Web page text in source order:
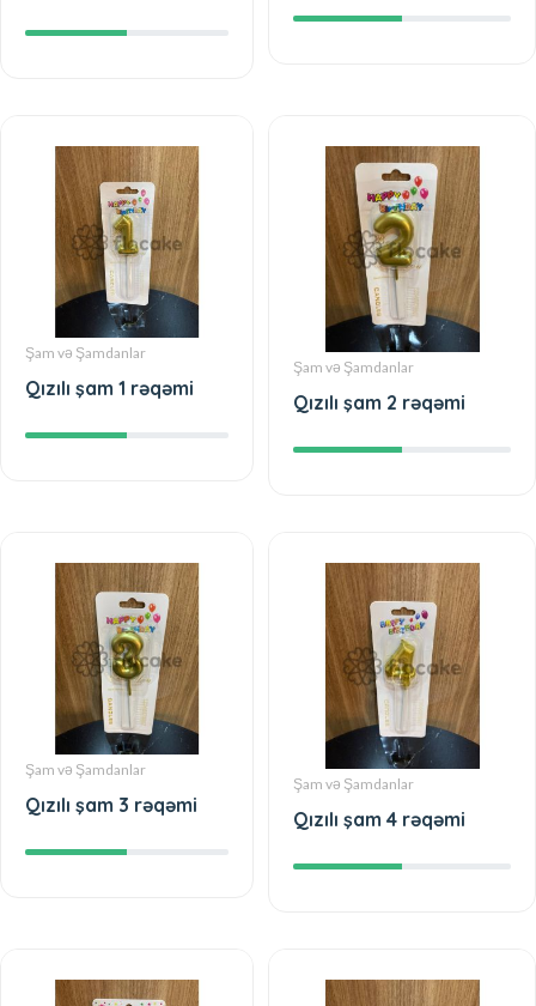
Şam və Şamdanlar
Qızılı şam 1 rəqəmi
Şam və Şamdanlar
Qızılı şam 2 rəqəmi
Şam və Şamdanlar
Qızılı şam 3 rəqəmi
Şam və Şamdanlar
Qızılı şam 4 rəqəmi